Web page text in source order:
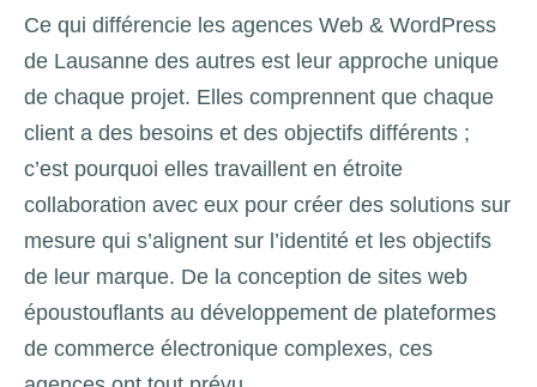
Ce qui différencie les agences Web & WordPress
de Lausanne des autres est leur approche unique
de chaque projet. Elles comprennent que chaque
client a des besoins et des objectifs différents ;
c’est pourquoi elles travaillent en étroite
collaboration avec eux pour créer des solutions sur
mesure qui s’alignent sur l’identité et les objectifs
de leur marque. De la conception de sites web
époustouflants au développement de plateformes
de commerce électronique complexes, ces